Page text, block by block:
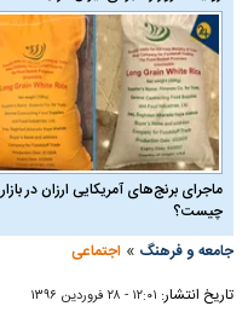
ماجرای برنج‌های آمریکایی ارزان در بازار
چیست؟
جامعه و فرهنگ »اجتماعی
تاریخ انتشار: ۱۲:۰۱ - ۲۸ فروردين ۱۳۹۶